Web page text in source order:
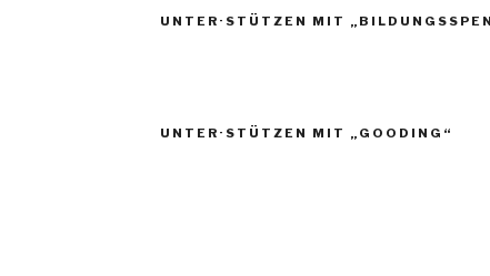
UNTER·STÜTZEN MIT
UNTER·STÜTZEN MIT „GOODING“